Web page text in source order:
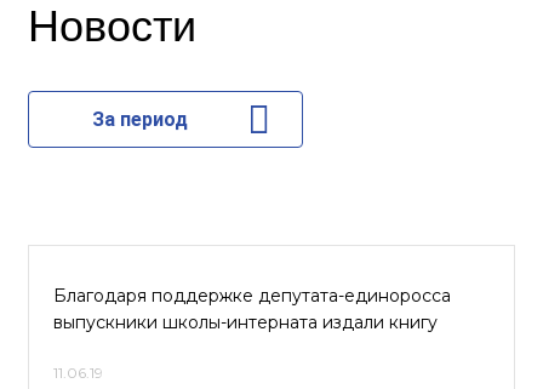
Новости
За период
Благодаря поддержке депутата-единоросса
выпускники школы-интерната издали книгу
11.06.19